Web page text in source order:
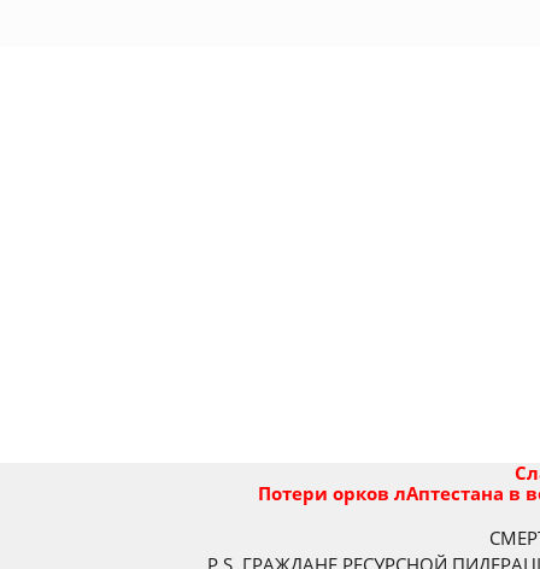
Потери орков лАптестана в
P.S. ГРАЖДАНЕ РЕСУРСНОЙ